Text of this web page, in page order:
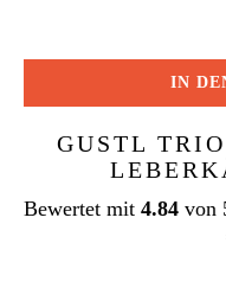
IN
GUSTL
Bewertet mit 4.84 von